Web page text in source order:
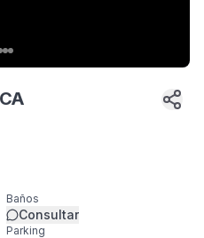
Baños
Consultar
Parking